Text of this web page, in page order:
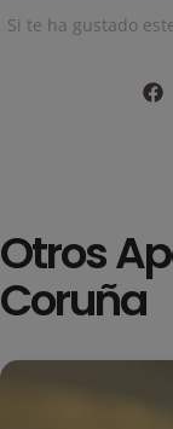
Si te ha gustado
Otros
Coruña